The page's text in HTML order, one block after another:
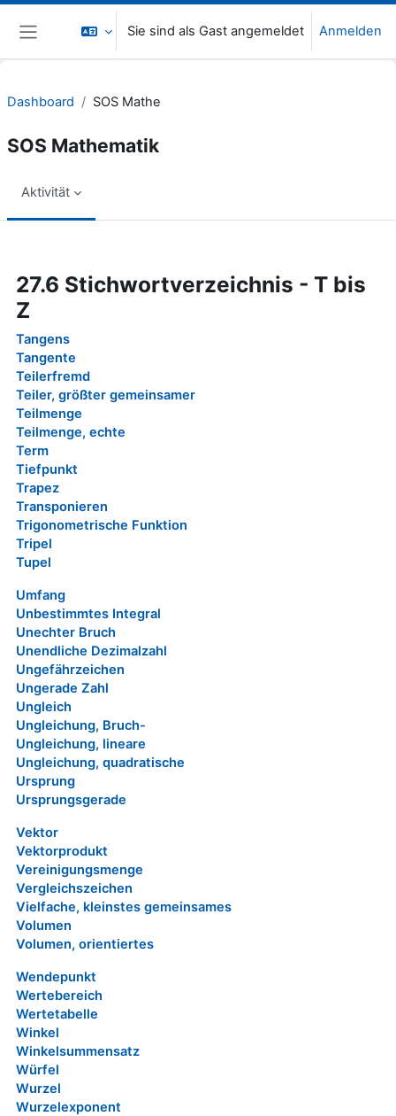
Zum Hauptinhalt
Website-Übersicht
Sie sind als Gast angemeldet Anmelden
Dashboard SOS Mathe
SOS Mathematik
Aktivität
27.6 Stichwortverzeichnis - T bis
Z
Tangens
Tangente
Teilerfremd
Teiler, größter gemeinsamer
Teilmenge
Teilmenge, echte
Term
Tiefpunkt
Trapez
Transponieren
Trigonometrische Funktion
Tripel
Tupel
Umfang
Unbestimmtes Integral
Unechter Bruch
Unendliche Dezimalzahl
Ungefährzeichen
Ungerade Zahl
Ungleich
Ungleichung, Bruch-
Ungleichung, lineare
Ungleichung, quadratische
Ursprung
Ursprungsgerade
Vektor
Vektorprodukt
Vereinigungsmenge
Vergleichszeichen
Vielfache, kleinstes gemeinsames
Volumen
Volumen, orientiertes
Wendepunkt
Wertebereich
Wertetabelle
Winkel
Winkelsummensatz
Würfel
Wurzel
Wurzelexponent